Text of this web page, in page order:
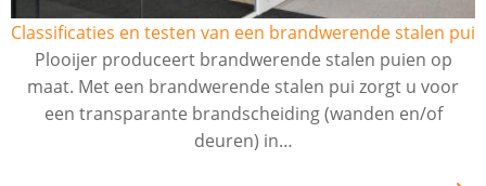
Classificaties en testen van een brandwerende stalen pui
Plooijer produceert brandwerende stalen puien op
maat. Met een brandwerende stalen pui zorgt u voor
een transparante brandscheiding (wanden en/of
deuren) in…